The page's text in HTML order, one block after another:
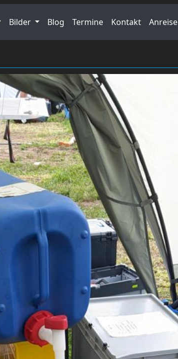
Bilder Blog Termine Kontakt Anreise